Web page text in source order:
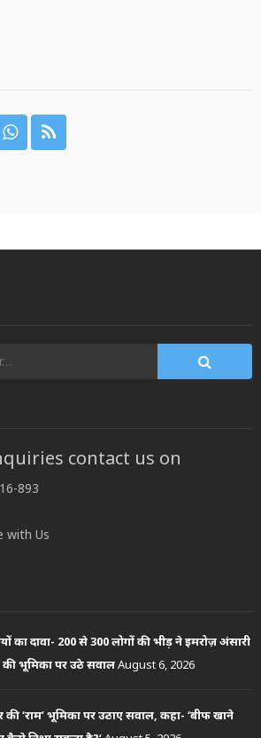
contact us on
893
with Us
का दावा- 200 से 300 लोगों की भीड़ ने इमरोज़ अंसारी
भूमिका पर उठे सवालAugust 6, 2026
‘राम’ भूमिका पर उठाए सवाल, कहा- ‘बीफ खाने